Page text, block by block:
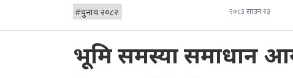
#चुनाव २०८२ २०८३ साउन २३
भूमि समस्या समाधान